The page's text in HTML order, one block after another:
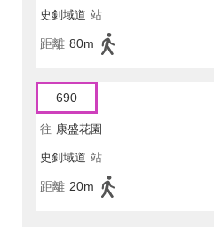
史釗域道 站
距離 80m
690
往 康盛花園
史釗域道 站
距離 20m